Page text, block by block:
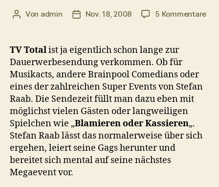
Beitragsautor
Von admin Veröffentlichungsdatum
Nov. 18, 2008 5 Kommentarezu
TV Totalist ja eigentlich schon lange zur
Dauerwerbesendung verkommen. Ob für
Musikacts, andere Brainpool Comedians oder
eines der zahlreichen Super Events von Stefan
Raab. Die Sendezeit füllt man dazu eben mit
möglichst vielen Gästen oder langweiligen
Spielchen wie „Blamieren oder Kassieren„.
Stefan Raab lässt das normalerweise über sich
ergehen, leiert seine Gags herunter und
bereitet sich mental auf seine nächstes
Megaevent vor.